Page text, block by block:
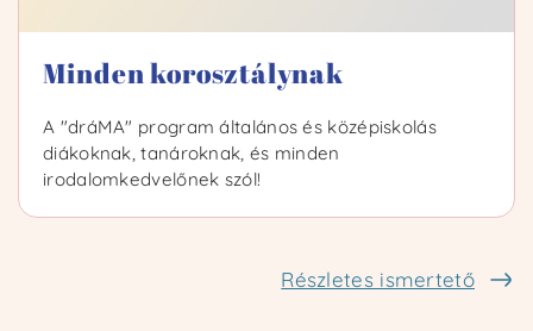
Kezdőoldal
Minden korosztálynak
A "dráMA" program általános és középiskolás
diákoknak, tanároknak, és minden
irodalomkedvelőnek szól!
Részletes ismertető